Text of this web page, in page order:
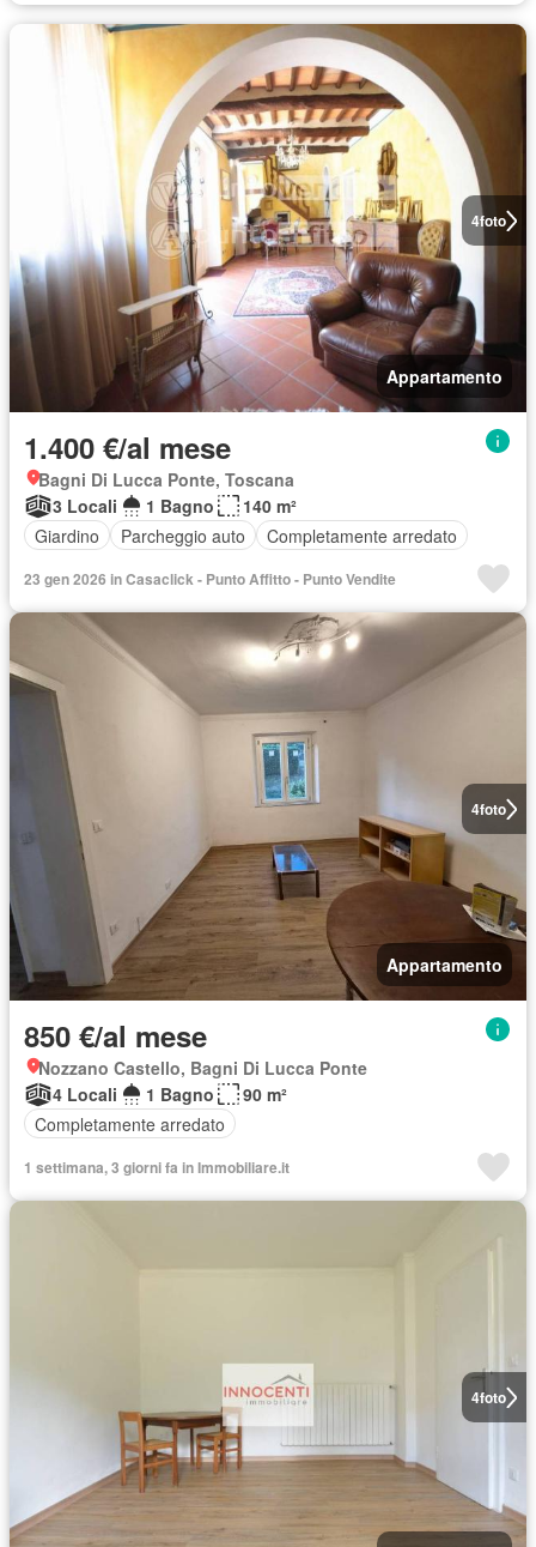
4foto
Appartamento
1.400 €/al mese
Bagni Di Lucca Ponte, Toscana
3 Locali
1 Bagno
140 m²
Giardino
Parcheggio auto Completamente arredato
23 gen 2026 in Casaclick - Punto Affitto - Punto Vendite
4foto
Appartamento
850 €/al mese
Nozzano Castello, Bagni Di Lucca Ponte
4 Locali
1 Bagno
90 m²
Completamente arredato
1 settimana, 3 giorni fa in Immobiliare.it
4foto